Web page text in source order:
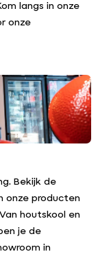
langs in onze
onze
Bekijk de
onze producten
houtskool en
je de
in